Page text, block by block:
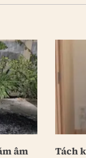
âm
Tách